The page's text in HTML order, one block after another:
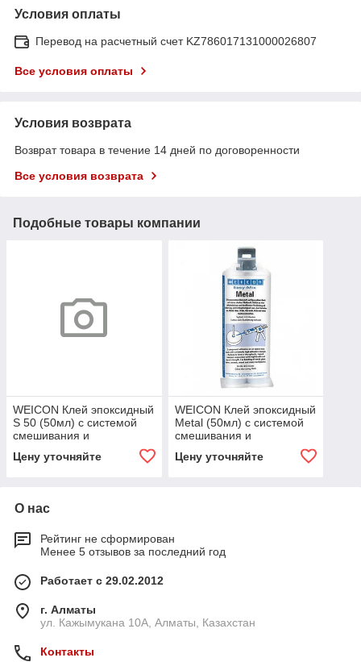
Условия оплаты
Перевод на расчетный счет KZ786017131000026807
Все условия оплаты
Условия возврата
Возврат товара в течение 14 дней по договоренности
Все условия возврата
Подобные товары компании
WEICON Клей эпоксидный
S 50 (50мл) с системой
смешивания и
текучий,
Цену уточняйте
WEICON Клей эпоксидный
Metal (50мл) с системой
смешивания и
минута. Эпоксидный
Цену уточняйте
О нас
Рейтинг не сформирован
Менее 5 отзывов за последний год
Работает с 29.02.2012
г. Алматы
ул. Кажымукана 10А, Алматы, Казахстан
Контакты